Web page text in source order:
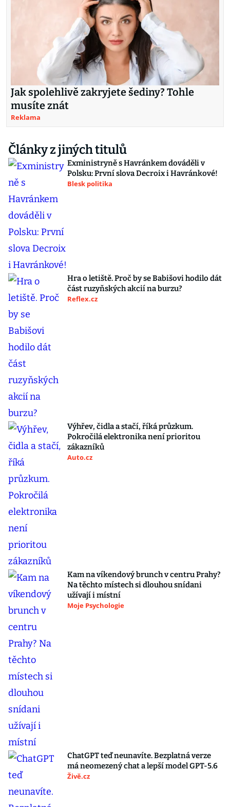
Jak spolehlivě zakryjete šediny? Tohle
musíte znát
Reklama
Články z jiných titulů
Exministryně s Havránkem dováděli v
Polsku: První slova Decroix i Havránkové!
Blesk politika
Hra o letiště. Proč by se Babišovi hodilo dát
část ruzyňských akcií na burzu?
Reflex.cz
Výhřev, čidla a stačí, říká průzkum.
Pokročilá elektronika není prioritou
zákazníků
Auto.cz
Kam na víkendový brunch v centru Prahy?
Na těchto místech si dlouhou snídani
užívají i místní
Moje Psychologie
ChatGPT teď neunavíte. Bezplatná verze
má neomezený chat a lepší model GPT-5.6
Živě.cz